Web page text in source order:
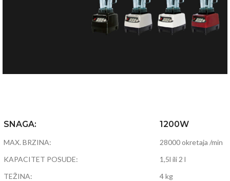
blenda usitnjava sve pa i najtvrđe
Idealan je za sve profesionalce
, kao i za sve one koji obožavaju
kuhanje bez kuhanja, za one kojima
SNAGA: 1200W
MAX. BRZINA:
28000 okretaja /min
KAPACITET POSUDE:
1,5l ili 2 l
TEŽINA:
4 kg